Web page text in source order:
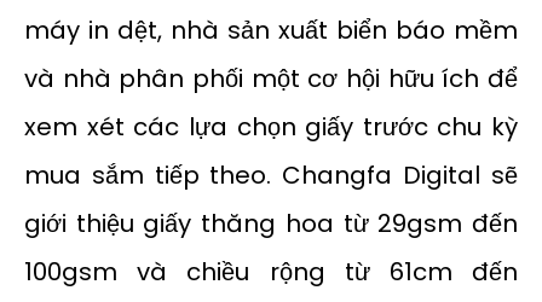
máy in dệt, nhà sản xuất biển báo mềm
và nhà phân phối một cơ hội hữu ích để
xem xét các lựa chọn giấy trước chu kỳ
mua sắm tiếp theo. Changfa Digital sẽ
giới thiệu giấy thăng hoa từ 29gsm đến
100gsm và chiều rộng từ 61cm đến